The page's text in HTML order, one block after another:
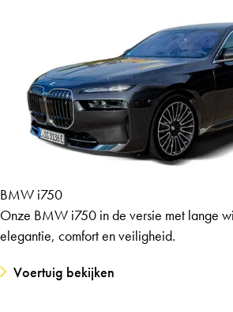
BMW i750
Onze BMW i750 in de versie met lange
elegantie, comfort en veiligheid.
Voertuig bekijken